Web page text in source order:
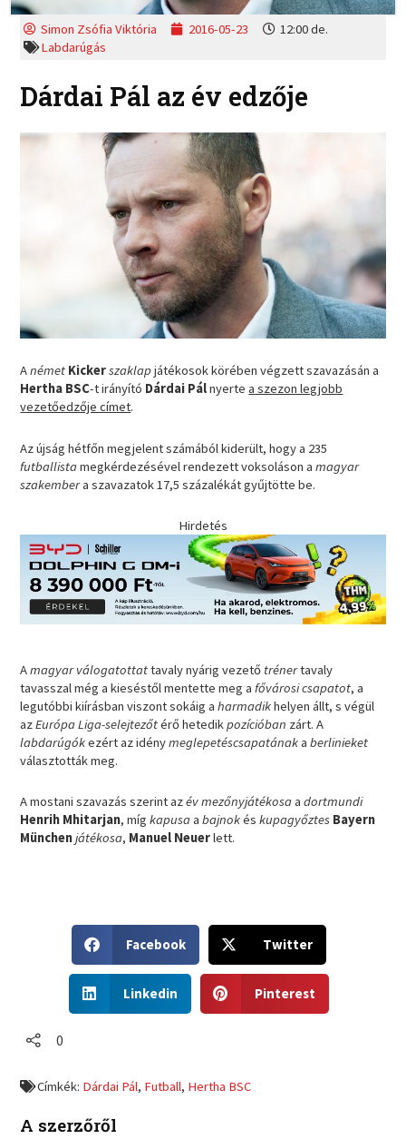
Simon Zsófia Viktória 2016-05-23
12:00 de.
Labdarúgás
Dárdai Pál az év edzője
Anémet Kickerszaklapjátékosok körében végzett szavazásán a
Hertha BSC-t irányító Dárdai Pálnyertea szezon legjobb
vezetőedzője címet.
Az újság hétfőn megjelent számából kiderült, hogy a 235
futballistamegkérdezésével rendezett voksoláson amagyar
szakembera szavazatok 17,5 százalékát gyűjtötte be.
Hirdetés
Amagyar válogatottattavaly nyárig vezető trénertavaly
tavasszal még a kieséstől mentette meg afővárosi csapatot, a
legutóbbi kiírásban viszont sokáig aharmadikhelyen állt, s végül
azEurópa Liga-selejtezőtérő hetedikpozícióban zárt. A
labdarúgókezért az idénymeglepetéscsapatánakaberlinieket
választották meg.
A mostani szavazás szerint azév mezőnyjátékosaadortmundi
Henrih Mhitarjan, mígkapusaabajnokéskupagyőztes Bayern
Münchenjátékosa, Manuel Neuerlett.
h
a
r
b
Facebook
h
a
Twitter
h
a
n
i
Linkedin
h
a
n
Pinterest
0
Címkék: Dárdai Pál, Futball, Hertha BSC
A szerzőről